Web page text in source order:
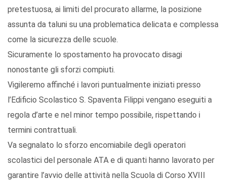
pretestuosa, ai limiti del procurato allarme, la posizione
assunta da taluni su una problematica delicata e complessa
come la sicurezza delle scuole.
Sicuramente lo spostamento ha provocato disagi
nonostante gli sforzi compiuti.
Vigileremo affinché i lavori puntualmente iniziati presso
l’Edificio Scolastico S. Spaventa Filippi vengano eseguiti a
regola d’arte e nel minor tempo possibile, rispettando i
termini contrattuali.
Va segnalato lo sforzo encomiabile degli operatori
scolastici del personale ATA e di quanti hanno lavorato per
garantire l’avvio delle attività nella Scuola di Corso XVIII